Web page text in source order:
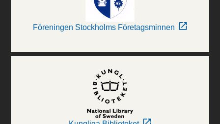
Föreningen Stockholms Företagsminnen